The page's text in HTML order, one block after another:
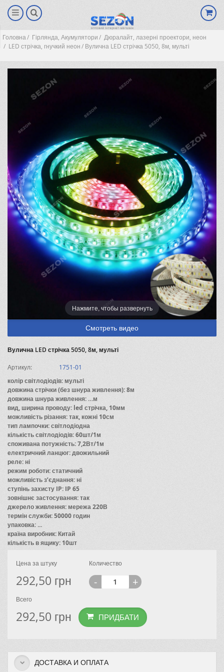
(0)
Головна Гірлянда, Акумулятори
Дюралайт, лазерні проектори, неон
LED стрічка, гнучкий неон
Вулична LED стрічка 5050, 8м, мульті
Нажмите, чтобы развернуть
Смотреть видео
Вулична LED стрічка 5050, 8м, мульті
Артикул: 1751-01
колір світлодіодів: мульті
довжина стрічки (без шнура живлення): 8м
довжина шнура живлення: …м
вид, ширина проводу: led стрічка, 10мм
можливість різання: так, кожні 10см
тип лампочки: світлодіодна
кількість світлодіодів: 60шт/1м
споживана потужність: 7,2Вт/1м
електричний ланцюг: двожильний
реле: ні
режим роботи: статичний
можливість з’єднання: ні
ступінь захисту IP: IP 65
зовнішнє застосування: так
джерело живлення: мережа 220В
термін служби: 50000 годин
упаковка: ...
країна виробник: Китай
кількість в ящику: 10шт
Цена за штуку
292,50 грн
Количество
- +
Всего
292,50 грн ПРИДБАТИ
ДОСТАВКА И ОПЛАТА